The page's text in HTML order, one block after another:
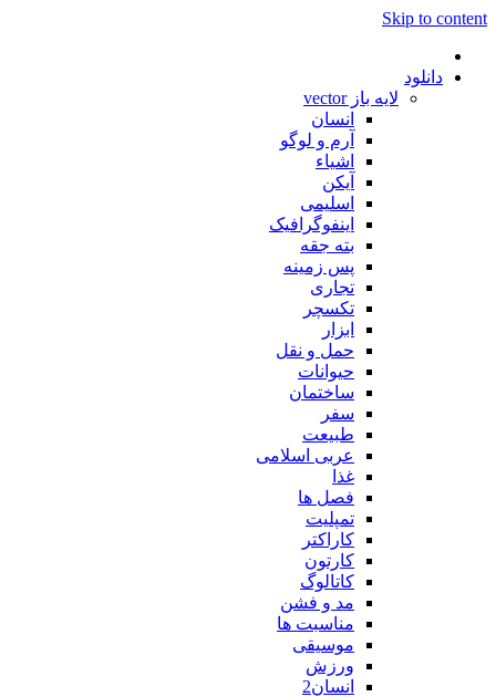
Skip to content
دانلود
لایه باز vector
انسان
آرم و لوگو
اشیاء
آیکن
اسلیمی
اینفوگرافیک
بته جقه
پس زمینه
تجاری
تکسچر
ابزار
حمل و نقل
حیوانات
ساختمان
سفر
طبیعت
عربی اسلامی
غذا
فصل ها
تمپلیت
کاراکتر
کارتون
کاتالوگ
مد و فشن
مناسبت ها
موسیقی
ورزش
انسان2